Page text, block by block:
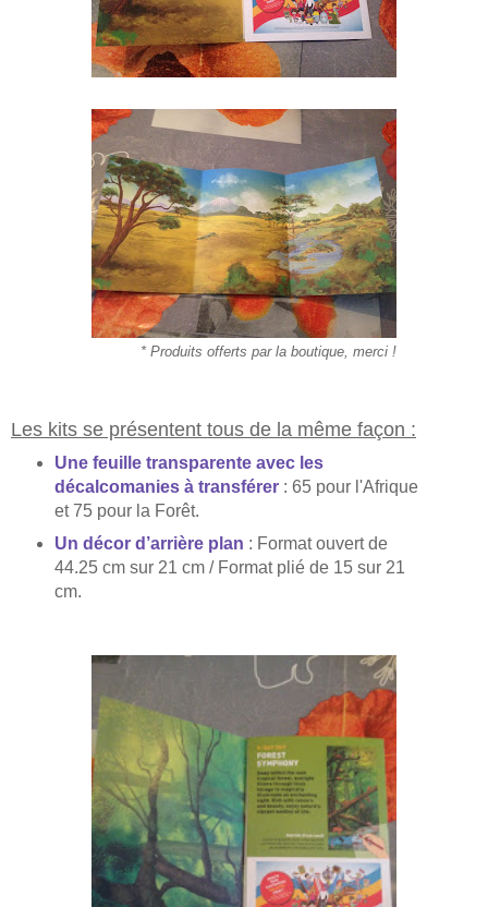
* Produits offerts par la boutique, merci !
Les kits se présentent tous de la même façon :
Une feuille transparente avec les
décalcomanies àtransférer : 65 pour l'Afrique
et 75 pour la Forêt.
Un décor d’arrière plan : Format ouvertde
44.25 cm sur 21 cm / Format plié de15 sur21
cm.